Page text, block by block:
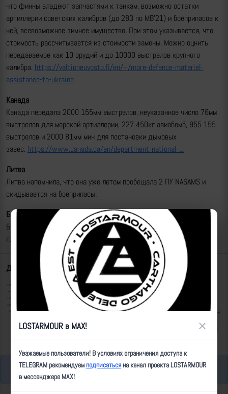
что финны владеют запчастями к танкам, возможно остатки
артиллерии советских калибров (до 283 по MB’21) и боеприпасов к
ней, всевозможное зимнее имущество. При этом указывается, что
стоимость рассчитывается из стоимости замены. Можно оцнить
передаваемое как 10 орудий и до 10000 выстрелов крупного
калибра. https://valtioneuvosto.fi/en/–/more-defence-materiel-
assistance-to-ukraine
Канада
Канада передала 2000 155мм выстрелов, неуказанное число 76мм
выстрелов для морской артиллерии, 227 450кг авиабомб, 955 155
выстрелов и 2000 81мм мин для постановки дымовых
завес. https://www.canada.ca/en/department-national-...
Литва
Литва напомнила, что она уже летом пообещала 2 ПУ NASAMS и
скидывается на боеприпасы.
Бельгия
Бельгия заявила что сможет поставить F-16 ВСУ только с 2025
года.
https://www.janes.com/defence-news/news-detai...
Допомогометр
Автор статьи:Fyva Itsuken
LOSTARMOUR в MAX! ×
Уважаемые пользователи! В условиях ограничения доступа к
TELEGRAM рекомендуемподписатьсяна канал проекта LOSTARMOUR
в мессенджере MAX!